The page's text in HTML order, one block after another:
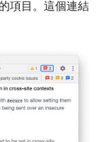
項目。這個連結